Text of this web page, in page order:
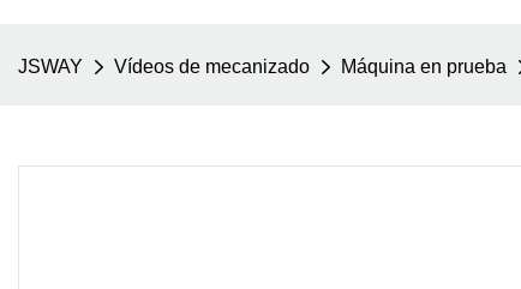
JSWAY Vídeos de mecanizado Máquina en prueba